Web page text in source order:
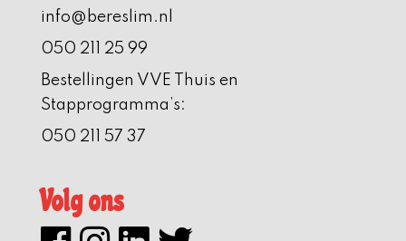
info@bereslim.nl
050 211 25 99
Bestellingen VVE Thuis en
Stapprogramma’s:
050 211 57 37
Volg ons